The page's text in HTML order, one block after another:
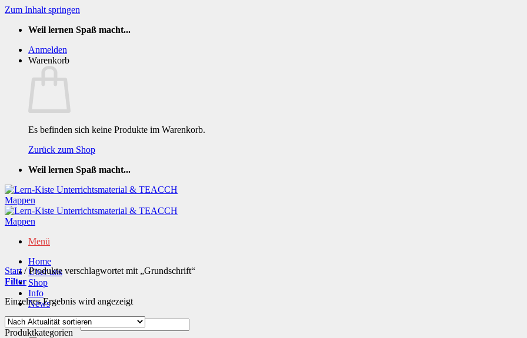
Zum Inhalt springen
Weil lernen Spaß macht...
Anmelden
Warenkorb
Es befinden sich keine Produkte im Warenkorb.
Zurück zum Shop
Weil lernen Spaß macht...
Menü
Home
Über uns
Shop
Info
News
Suchen nach:
Start /Produkte verschlagwortet mit „Grundschrift“
Filter
Einzelnes Ergebnis wird angezeigt
Produktkategorien